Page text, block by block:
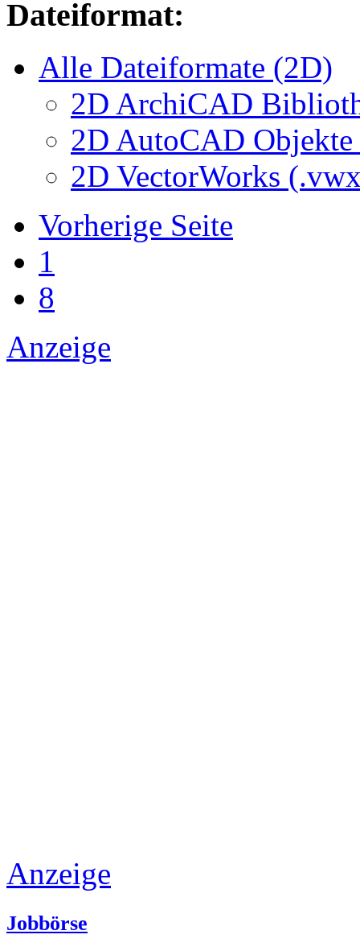
Dateiformat:
Alle Dateiformate (2D)
2D ArchiCAD
2D AutoCAD
2D VectorWorks
Vorherige Seite
1
8
Anzeige
Anzeige
Jobbörse